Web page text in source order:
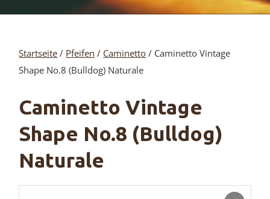
Startseite / Pfeifen / Caminetto / Caminetto Vintage
Shape No.8 (Bulldog) Naturale
Caminetto Vintage
Shape No.8 (Bulldog)
Naturale